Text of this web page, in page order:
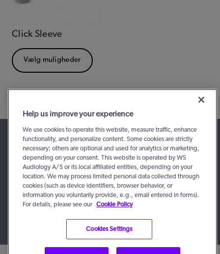
Click Sleeve
Vælg muligheder
© 2016 - 2026, WS Audiology A/S
Help us improve your experience
We use cookies to operate this website, measure traffic, enhance
functionality, and personalize content. Some cookies are strictly
necessary; others are optional and used for analytics or marketing,
depending on your consent. This website is operated by WS
Audiology A/S or its local affiliated entities, depending on your
location. We may process limited personal data collected through
cookies (such as device identifiers, browser behavior, or
information you voluntarily provide, e.g., email entered in forms).
For details, please see our Cookie Policy
Cookies Settings